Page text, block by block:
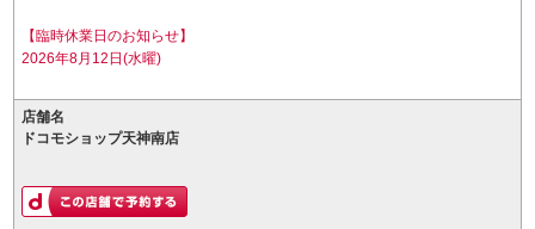
【臨時休業日のお知らせ】
2026年8月12日(水曜)
店舗名
ドコモショップ天神南店